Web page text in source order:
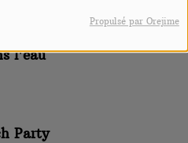
Propulsé par Orejime
l'eau
Party